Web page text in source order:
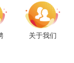
关于我们